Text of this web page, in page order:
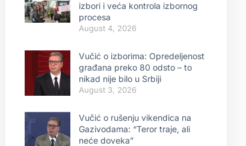
izbori i veća kontrola izbornog
procesa
August 4, 2026
Vučić o izborima: Opredeljenost
građana preko 80 odsto – to
nikad nije bilo u Srbiji
August 3, 2026
Vučić o rušenju vikendica na
Gazivodama: “Teror traje, ali
neće doveka”